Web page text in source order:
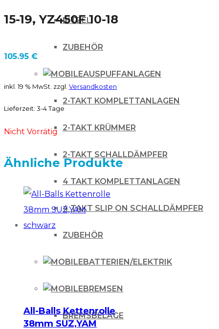
RITZEL
ZUBEHÖR
AUSPUFFANLAGEN
2-TAKT KOMPLETTANLAGEN
2-TAKT KRÜMMER
2-TAKT SCHALLDÄMPFER
4 TAKT KOMPLETTANLAGEN
4 TAKT SLIP ON SCHALLDÄMPFER
ZUBEHÖR
BATTERIEN/ELEKTRIK
BREMSEN
BREMSBELÄGE
15-19, YZ450F 10-18
105.95 €
inkl. 19 % MwSt. zzgl. Versandkosten
Lieferzeit: 3-4 Tage
Nicht Vorrätig
Ähnliche Produkte
All-Balls Kettenrolle
38mm SUZ,YAM